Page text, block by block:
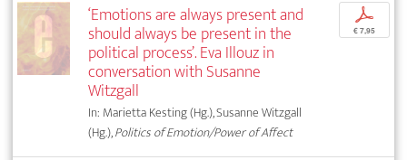
‘Emotions are always present and
should always be present in the
political process’. Eva Illouz in
conversation with Susanne
Witzgall
In: Marietta Kesting (Hg.), Susanne Witzgall
(Hg.),Politics of Emotion/Power of Affect
p
€ 7,95